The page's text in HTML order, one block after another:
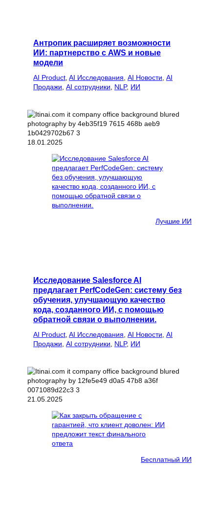
Антропик расширяет возможности
ИИ: партнерство с AWS и новые
модели
AI Product AI Исследования AI Новости AI
Продажи AI сотрудники NLP, ИИ
18.01.2025
Лучшие ИИ
Исследование Salesforce AI
предлагает PerfCodeGen: систему без
обучения, улучшающую качество
кода, созданного ИИ, с помощью
обратной связи о выполнении.
AI Product AI Исследования AI Новости AI
Продажи AI сотрудники NLP, ИИ
21.05.2025
Бесплатный ИИ